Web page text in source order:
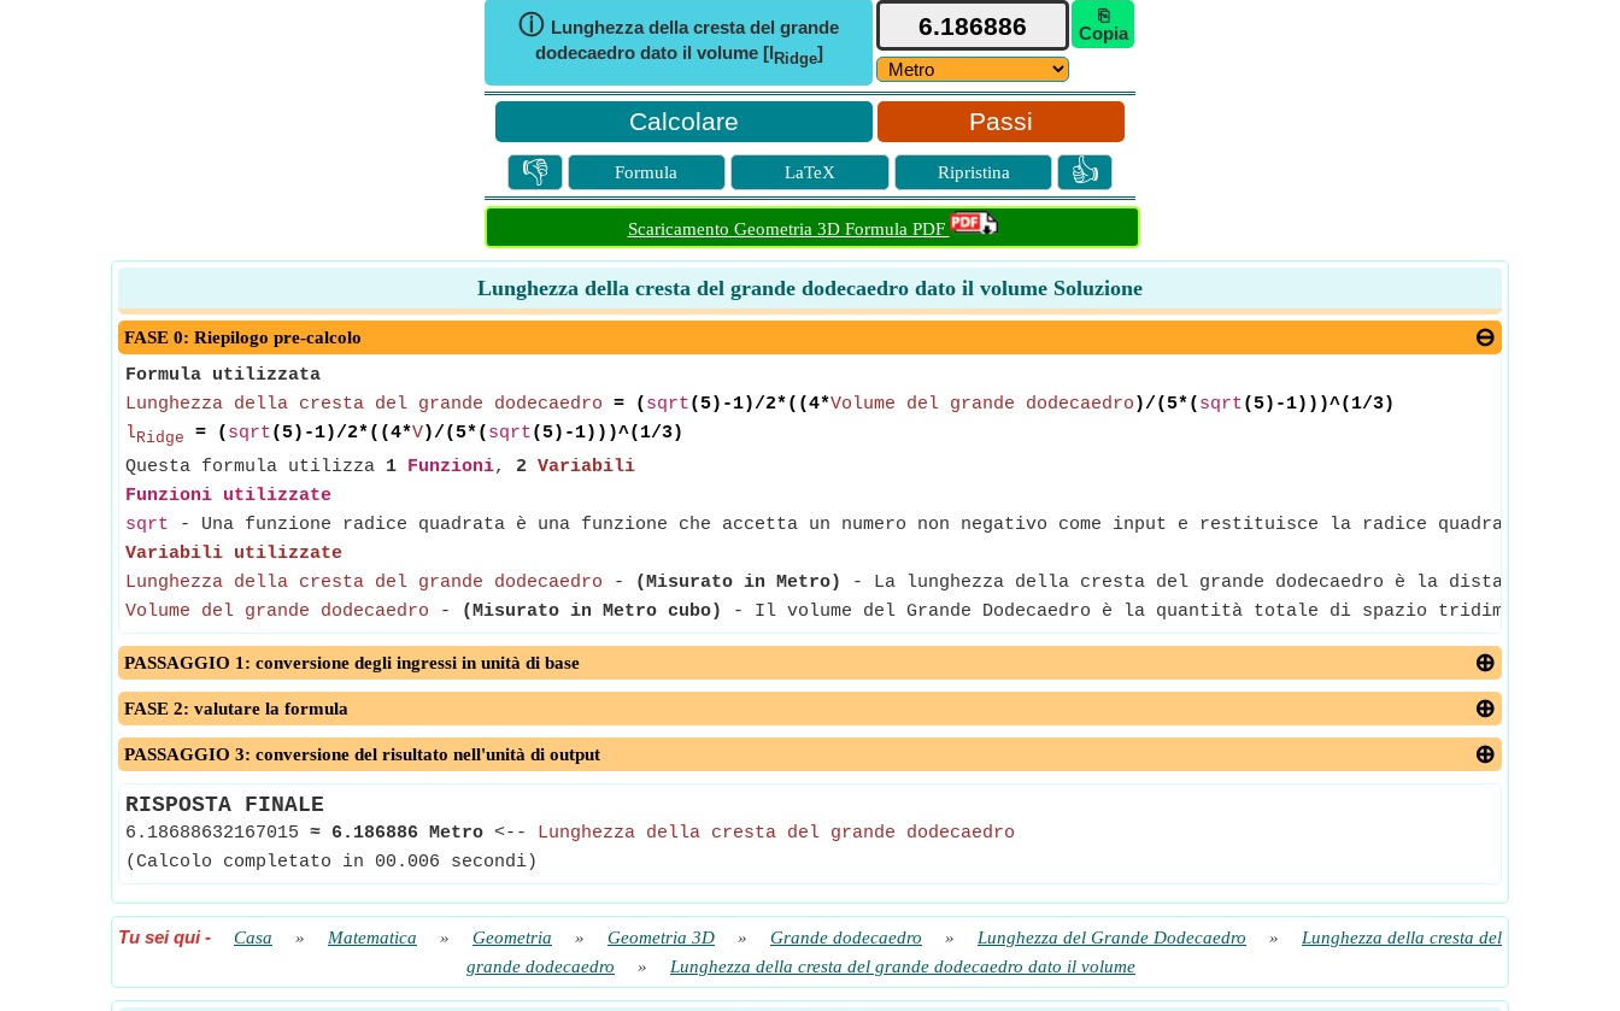
ⓘ Lunghezza della cresta del grande
dodecaedro dato il volume [l Ridge]
⎘
Copia
Passi
👎 Formula LaTeX Ripristina 👍
Scaricamento Geometria 3D Formula PDF
Lunghezza della cresta del grande dodecaedro dato il volume Soluzione
FASE 0: Riepilogo pre-calcolo
Formula utilizzata
Lunghezza della cresta del grande dodecaedro = ( sqrt(5)-1)/2*((4*Volume del grande dodecaedro )/(5*( sqrt(5)-1)))^(1/3)
lRidge = ( sqrt(5)-1)/2*((4*V)/(5*( sqrt(5)-1)))^(1/3)
Questa formula utilizza 1 Funzioni, 2 Variabili
Funzioni utilizzate
sqrt - Una funzione radice quadrata è una funzione che accetta un numero non negativo come input e restituisce la radice quadrata del
Variabili utilizzate
Lunghezza della cresta del grande dodecaedro - (Misurato in Metro)
- La lunghezza della cresta del grande dodecaedro è la distanza
Volume del grande dodecaedro - (Misurato in Metro cubo) - Il volume del Grande Dodecaedro è la quantità totale di spazio tridimensionale
PASSAGGIO 1: conversione degli ingressi in unità di base
FASE 2: valutare la formula
PASSAGGIO 3: conversione del risultato nell'unità di output
RISPOSTA FINALE
6.18688632167015 ≈ 6.186886 Metro <-- Lunghezza della cresta del grande dodecaedro
(Calcolo completato in 00.006 secondi)
Tu sei qui- Casa » Matematica » Geometria » Geometria 3D » Grande dodecaedro » Lunghezza del Grande Dodecaedro »
Lunghezza della cresta del
grande dodecaedro
» Lunghezza della cresta del grande dodecaedro dato il volume